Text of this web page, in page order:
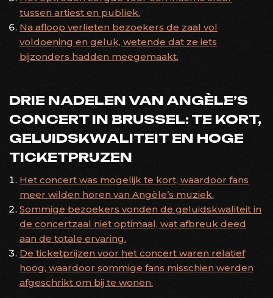
tussen artiest en publiek.
Na afloop verlieten bezoekers de zaal vol
voldoening en geluk, wetende dat ze iets
bijzonders hadden meegemaakt.
DRIE NADELEN VAN ANGÈLE’S
CONCERT IN BRUSSEL: TE KORT,
GELUIDSKWALITEIT EN HOGE
TICKETPRIJZEN
Het concert was mogelijk te kort, waardoor fans
meer wilden horen van Angèle’s muziek.
Sommige bezoekers vonden de geluidskwaliteit in
de concertzaal niet optimaal, wat afbreuk deed
aan de totale ervaring.
De ticketprijzen voor het concert waren relatief
hoog, waardoor sommige fans misschien werden
afgeschrikt om bij te wonen.